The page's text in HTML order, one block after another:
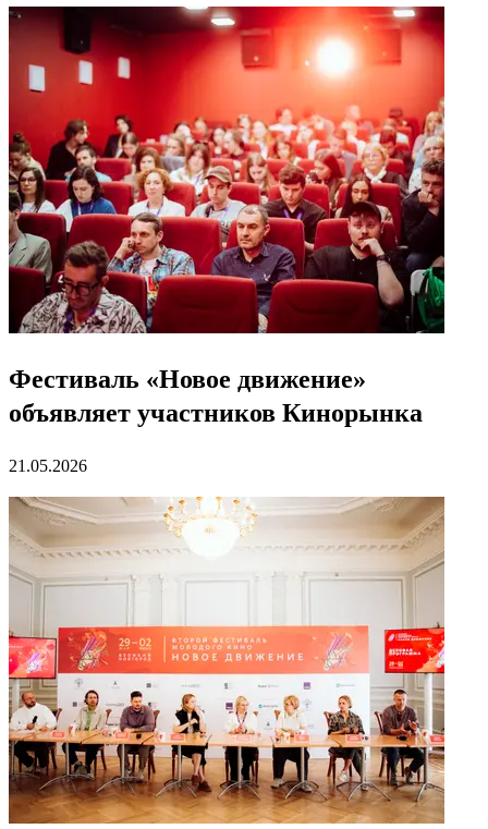
Фестиваль «Новое движение»
объявляет участников Кинорынка
21.05.2026